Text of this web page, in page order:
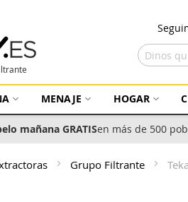
MENAJE HOGAR
mañana GRATISen más de 500
Grupo Filtrante